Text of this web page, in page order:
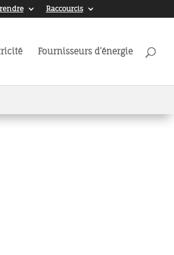
Raccourcis
Fournisseurs d’énergie